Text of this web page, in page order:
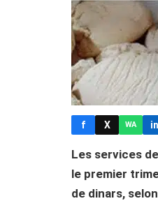
f X WA in
Les services
le premier
de dinars,